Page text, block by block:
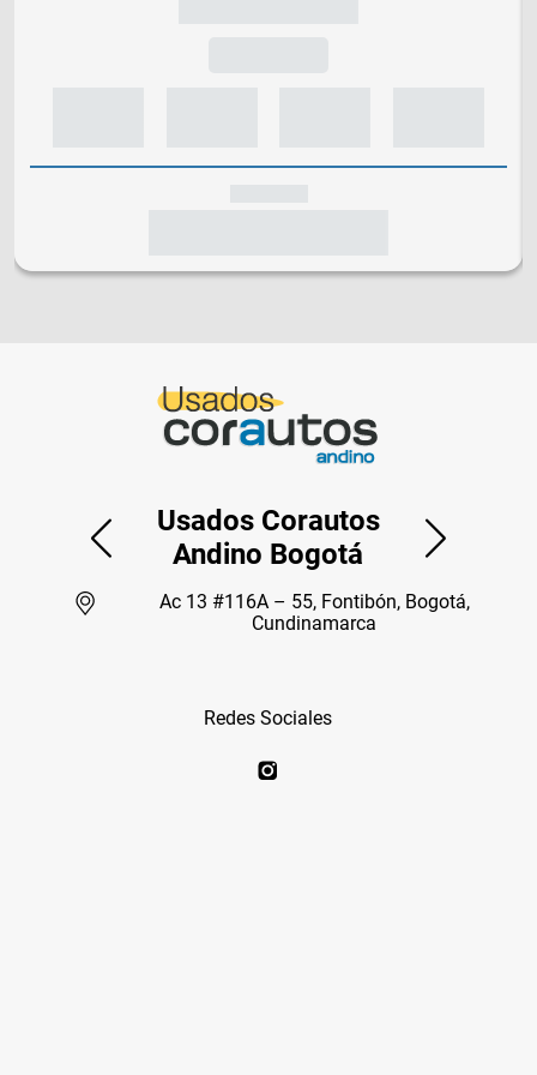
Usados Corautos
Andino Bogotá
Ac 13 #116A – 55, Fontibón, Bogotá,
Cundinamarca
Redes Sociales